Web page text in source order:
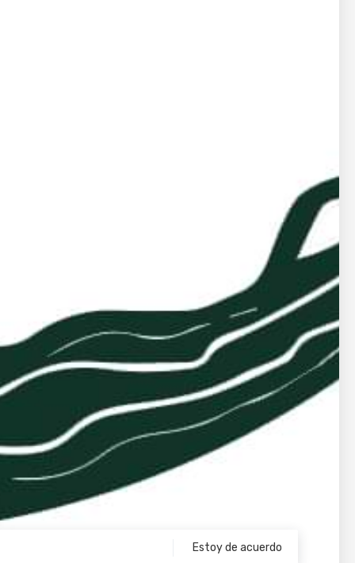
Estoy de acuerdo